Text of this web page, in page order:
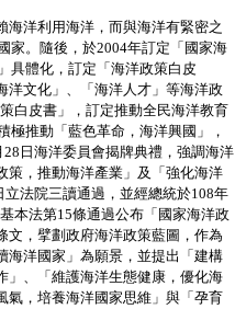
洋利用海洋，而與海洋有緊密之
家。隨後，於2004年訂定「國家海
具體化，訂定「海洋政策白皮
洋文化」、「海洋人才」等海洋政
白皮書」，訂定推動全民海洋教育
推動「藍色革命，海洋興國」，
日海洋委員會揭牌典禮，強調海洋
策，推動海洋產業」及「強化海洋
法院三讀通過，並經總統於108年
本法第15條通過公布「國家海洋政
文，擘劃政府海洋政策藍圖，作為
海洋國家」為願景，並提出「建構
」、「維護海洋生態健康，優化海
氣，培養海洋國家思維」與「孕育